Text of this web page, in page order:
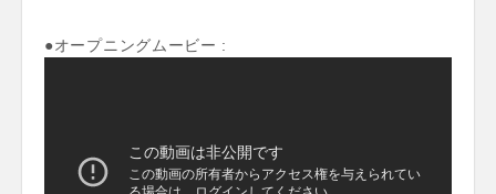
●オープニングムービー :